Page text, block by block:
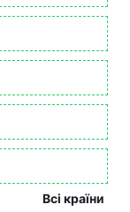
Всі країни